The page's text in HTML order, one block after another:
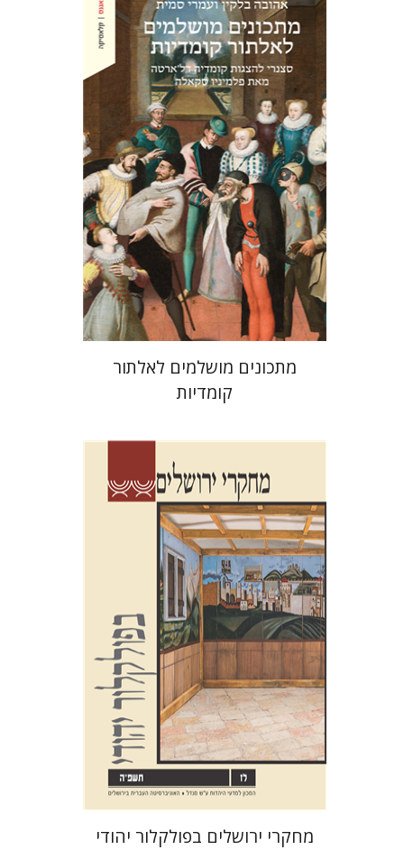
אהובה בלקין עמרי סמית
הנחת אתר ספר מודפס
$42
$38
מתכונים מושלמים לאלתור
קומדיות
שלום צבר גלית חזן-רוקם
סלמון
הנחת אתר ספר מודפס
$35
$32
מחקרי ירושלים בפולקלור יהודי